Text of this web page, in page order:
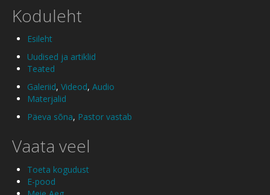
Koduleht
Esileht
Uudised ja artiklid
Teated
Galeriid, Videod, Audio
Materjalid
Päeva sõna, Pastor vastab
Vaata veel
Toeta kogudust
E-pood